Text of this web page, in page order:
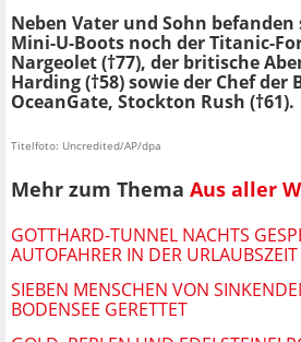
Neben Vater und Sohn befanden
Mini-U-Boots noch der Titanic-
Nargeolet (†77), der britische
Harding (†58) sowie der Chef der
OceanGate, Stockton Rush (†61).
Titelfoto: Uncredited/AP/dpa
Mehr zum Thema Aus aller
GOTTHARD-TUNNEL NACHTS
AUTOFAHRER IN DER
SIEBEN MENSCHEN VON
ODENSEE GERETTET